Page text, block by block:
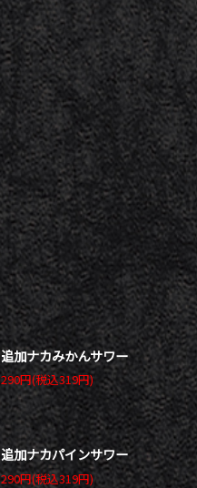
追加ナカみかんサワー
290円(税込319円)
追加ナカパインサワー
290円(税込319円)